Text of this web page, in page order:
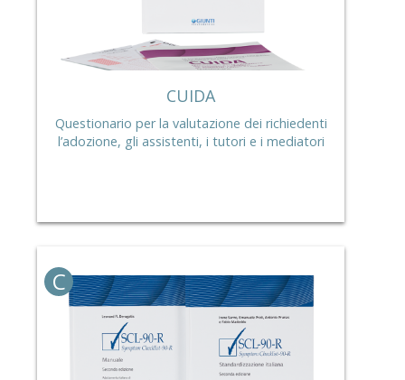
CUIDA
Questionario per la valutazione dei richiedenti
l’adozione, gli assistenti, i tutori e i mediatori
C